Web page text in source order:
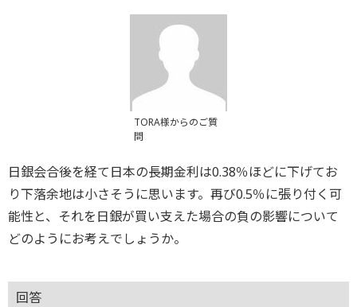
TORA様からのご質
問
日銀会合後を経て日本の長期金利は0.38％ほどに下げてお
り下落余地は小さそうに思います。再び0.5％に張り付く可
能性と、それを日銀が買い支えた場合の負の影響について
どのようにお考えでしょうか。
回答